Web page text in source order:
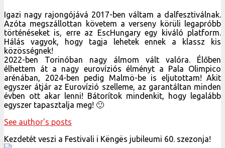
Igazi nagy rajongójává 2017-ben váltam a dalfesztiválnak.
Azóta megszállottan követem a verseny körüli legapróbb
történéseket is, erre az EscHungary egy kiváló platform.
Hálás vagyok, hogy tagja lehetek ennek a klassz kis
közösségnek!
2022-ben Torinóban nagy álmom vált valóra. Élőben
élhettem át a nagy eurovíziós élményt a Pala Olimpico
arénában, 2024-ben pedig Malmö-be is eljutottam! Akit
egyszer átjár az Eurovízió szelleme, az garantáltan minden
évben ott akar lenni! Bátorítok mindenkit, hogy legalább
egyszer tapasztalja meg! 🙂
See author's posts
Kezdetét veszi a Festivali i Këngës jubileumi 60. szezonja!